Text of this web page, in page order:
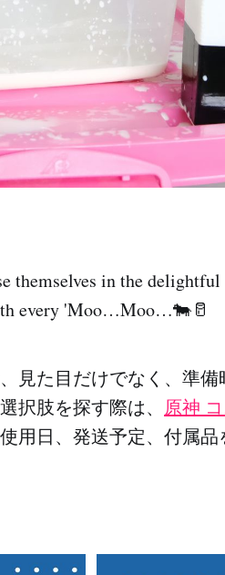
themselves in the
every 'Moo…Moo…🐄🥛
見た目だけでなく、準備
択肢を探す際は、 原神
用日、発送予定、付属